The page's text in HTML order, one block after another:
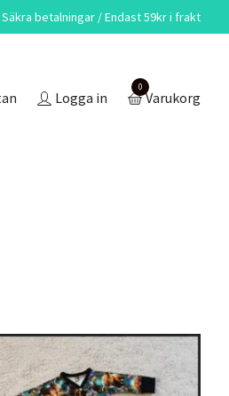
betalningar / Endast 59kr i frakt
Logga in
0
Varukorg